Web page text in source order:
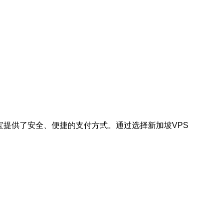
供了安全、便捷的支付方式。通过选择新加坡VPS